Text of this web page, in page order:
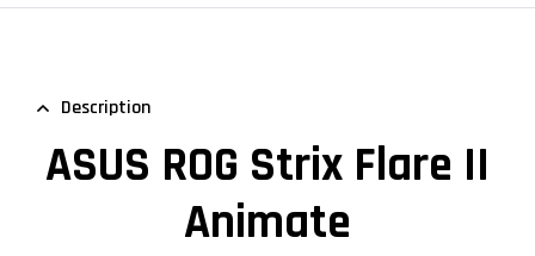
Description
ASUS ROG Strix Flare II
Animate